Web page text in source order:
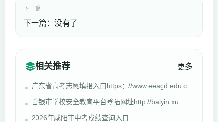
下一篇
下一篇：没有了
相关推荐 更多
广东省高考志愿填报入口https：//www.eeagd.edu.c
白银市学校安全教育平台登陆网址http://baiyin.xu
2026年咸阳市中考成绩查询入口